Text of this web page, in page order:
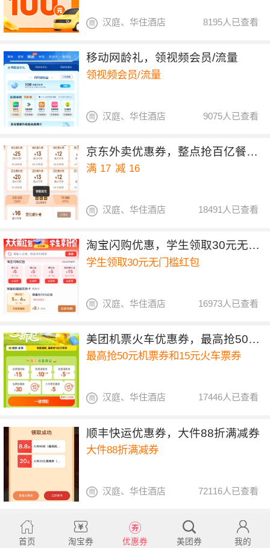
8195人已查看
汉庭、华住酒店
移动网龄礼，领视频会员/流量
领视频会员/流量
9075人已查看
汉庭、华住酒店
京东外卖优惠券，整点抢百亿餐补17-16券
满 17 减 16
18491人已查看
汉庭、华住酒店
淘宝闪购优惠，学生领取30元无门槛红包
学生领取30元无门槛红包
16973人已查看
汉庭、华住酒店
美团机票火车优惠券，最高抢50元机票券和15元火车票券
最高抢50元机票券和15元火车票券
17446人已查看
汉庭、华住酒店
顺丰快运优惠券，大件88折满减券
大件88折满减券
72116人已查看
汉庭、华住酒店
首页 淘宝券 优惠券 美团券 我的